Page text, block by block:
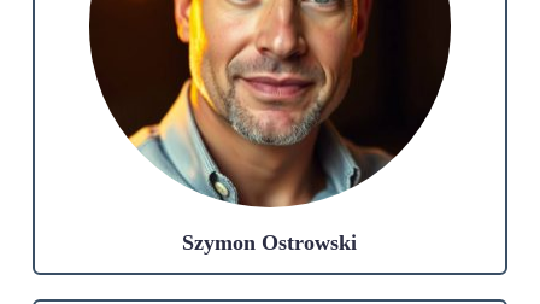
Szymon Ostrowski